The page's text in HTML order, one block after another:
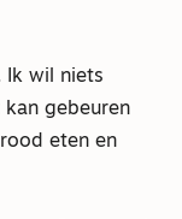
Ik wil niets
gebeuren
eten en